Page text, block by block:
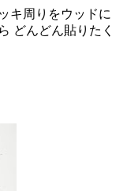
キ周りをウッドに
どんどん貼りたく